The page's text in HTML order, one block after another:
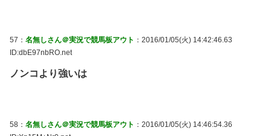
57： 名無しさん＠実況で競馬板アウト ：2016/01/05(火) 14:42:46.63
ID:dbE97nbRO.net
ノンコより強いは
58： 名無しさん＠実況で競馬板アウト ：2016/01/05(火) 14:46:54.36